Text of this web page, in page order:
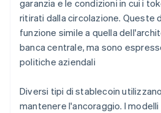
garanzia e le condizioni in cui i
ritirati dalla circolazione. Queste
funzione simile a quella
banca centrale, ma sono
politiche aziendali
Diversi tipi di stablecoin
mantenere l'ancoraggio. I